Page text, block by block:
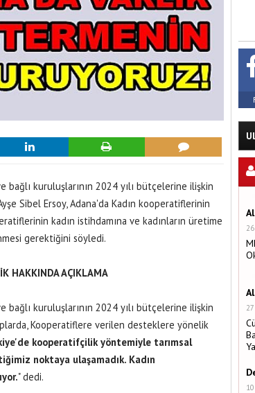
bağlı kuruluşlarının 2024 yılı bütçelerine ilişkin
Sibel Ersoy, Adana'da Kadın kooperatiflerinin
kadın istihdamına ve kadınların üretime
gerektiğini söyledi.
HAKKINDA AÇIKLAMA
bağlı kuruluşlarının 2024 yılı bütçelerine ilişkin
Kooperatiflere verilen desteklere yönelik
kooperatifçilik yöntemiyle tarımsal
noktaya ulaşamadık. Kadın
" dedi.